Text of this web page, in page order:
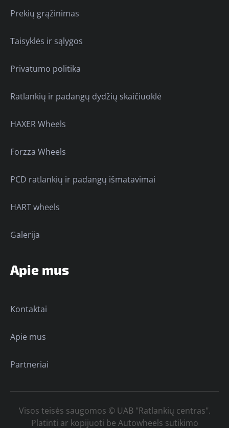
Prekių grąžinimas
Taisyklės ir sąlygos
Privatumo politika
Ratlankių ir padangų dydžių skaičiuoklė
HAXER Wheels
Forzza Wheels
PCD ratlankių ir padangų išmatavimai
HART wheels
Galerija
Apie mus
Kontaktai
Apie mus
Partneriai
Visos teisės saugomos © UAB "Ratlankių centras".
Platinti ar kopijuoti be Autowheels sutikimo